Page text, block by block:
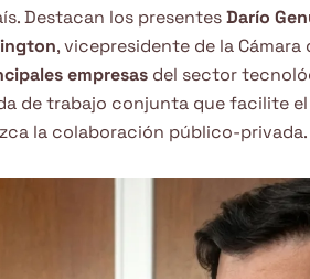
Destacan los presentesDarío
, vicepresidente de la
empresas del sector
de trabajo conjunta que facilite
la colaboración público-privada.